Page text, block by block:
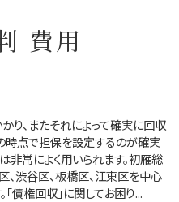
費用
り、またそれによって確実に回収
時点で担保を設定するのが確実
非常によく用いられます。初雁総
渋谷区、板橋区、江東区を中心
債権回収」に関してお困り...